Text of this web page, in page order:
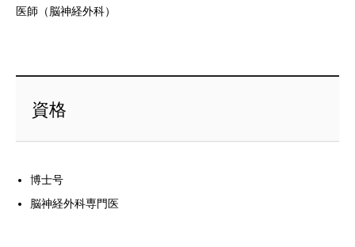
医師（脳神経外科）
資格
博士号
脳神経外科専門医